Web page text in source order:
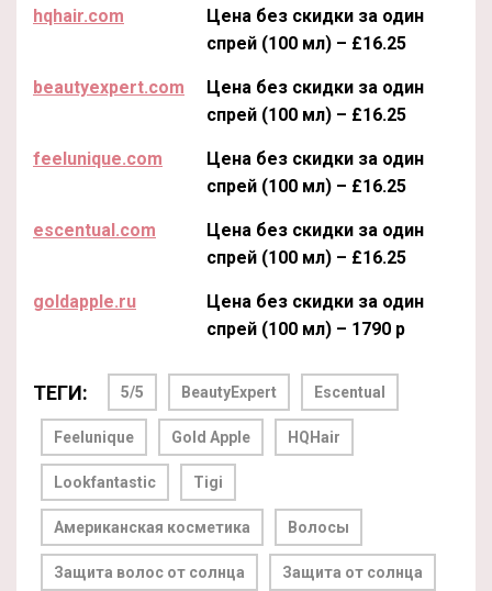
hqhair.com
Цена без скидки за один
спрей (100 мл) – £16.25
beautyexpert.com
Цена без скидки за один
спрей (100 мл) – £16.25
feelunique.com
Цена без скидки за один
спрей (100 мл) – £16.25
escentual.com
Цена без скидки за один
спрей (100 мл) – £16.25
goldapple.ru
Цена без скидки за один
спрей (100 мл) – 1790 р
ТЕГИ: 5/5 BeautyExpert Escentual
Feelunique Gold Apple HQHair
Lookfantastic Tigi
Американская косметика Волосы
Защита волос от солнца Защита от солнца